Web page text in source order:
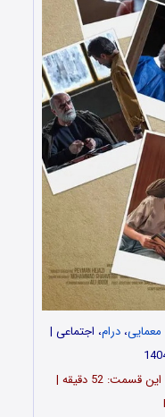
معمایی،درام، اجتماعی |
تعداد قسمت‌ها: 18 اپیزود | مدت زمان این قسمت: 52 دقیقه |